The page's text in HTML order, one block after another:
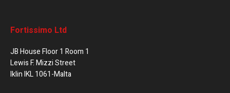
Fortissimo Ltd
JB House Floor 1 Room 1
Lewis F. Mizzi Street
Iklin IKL 1061-Malta